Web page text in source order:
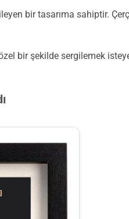
bir tasarıma sahiptir.
özel bir şekilde sergilemek